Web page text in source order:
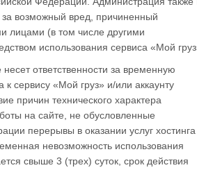
за возможный вред, причиненный
лицами (в том числе другими
использования сервиса «Мой
ответственности за временную
к сервису «Мой груз» и/или аккаунту
причин технического характера
на сайте, не обусловленные
перерывы в оказании услуг
невозможность использования
свыше 3 (трех) суток, срок действия